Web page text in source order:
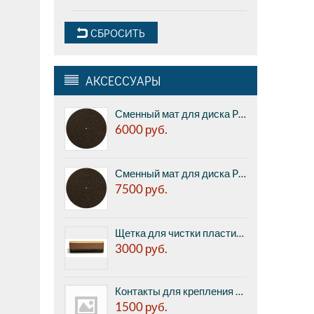
СБРОСИТЬ
АКСЕССУАРЫ
6000руб.
7500руб.
3000руб.
1500руб.